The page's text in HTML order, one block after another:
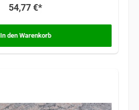
54,77 €*
In den Warenkorb